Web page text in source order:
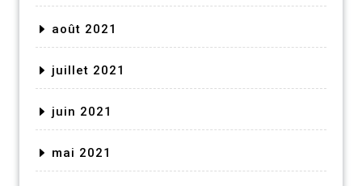
août 2021
juillet 2021
juin 2021
mai 2021